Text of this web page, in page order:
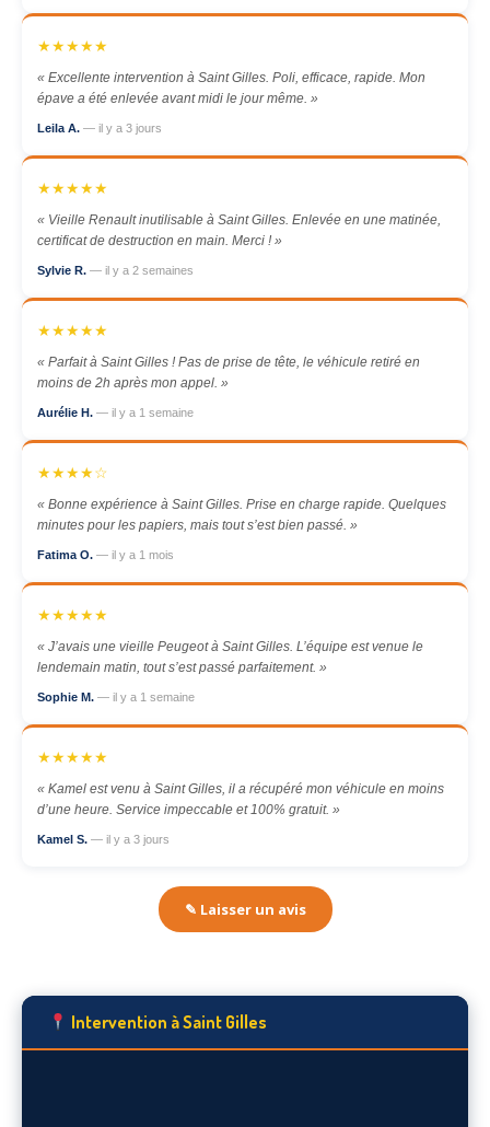
★★★★★
« Excellente intervention à Saint Gilles. Poli, efficace, rapide. Mon
épave a été enlevée avant midi le jour même. »
Leila A. — il y a 3 jours
★★★★★
« Vieille Renault inutilisable à Saint Gilles. Enlevée en une matinée,
certificat de destruction en main. Merci ! »
Sylvie R. — il y a 2 semaines
★★★★★
« Parfait à Saint Gilles ! Pas de prise de tête, le véhicule retiré en
moins de 2h après mon appel. »
Aurélie H. — il y a 1 semaine
★★★★☆
« Bonne expérience à Saint Gilles. Prise en charge rapide. Quelques
minutes pour les papiers, mais tout s’est bien passé. »
Fatima O. — il y a 1 mois
★★★★★
« J’avais une vieille Peugeot à Saint Gilles. L’équipe est venue le
lendemain matin, tout s’est passé parfaitement. »
Sophie M. — il y a 1 semaine
★★★★★
« Kamel est venu à Saint Gilles, il a récupéré mon véhicule en moins
d’une heure. Service impeccable et 100% gratuit. »
Kamel S. — il y a 3 jours
✎ Laisser un avis
Intervention à Saint Gilles